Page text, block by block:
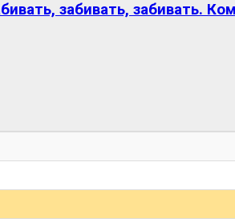
забивать, забивать.